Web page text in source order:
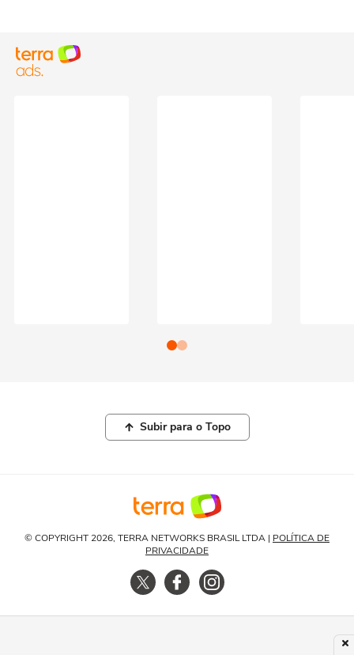
Subir para o Topo
© COPYRIGHT 2026, TERRA NETWORKS BRASIL LTDA | POLÍTICA DE
PRIVACIDADE